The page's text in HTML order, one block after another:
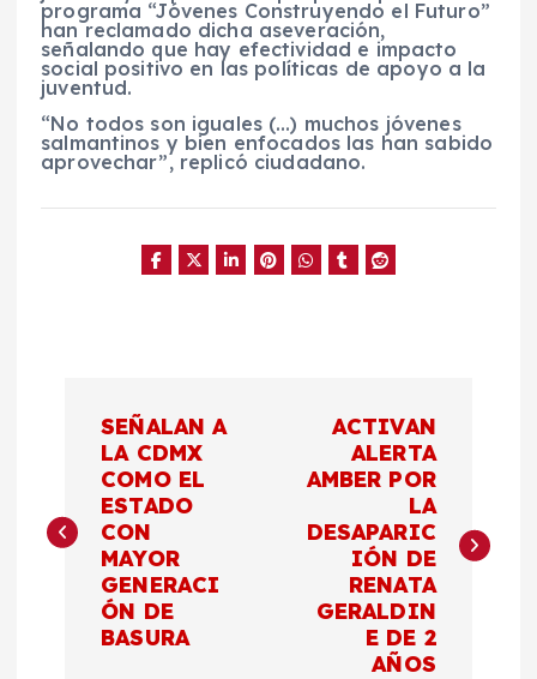
programa “Jóvenes Construyendo el Futuro”
han reclamado dicha aseveración,
señalando que hay efectividad e impacto
social positivo en las políticas de apoyo a la
juventud.
“No todos son iguales (…) muchos jóvenes
salmantinos y bien enfocados las han sabido
aprovechar”, replicó ciudadano.
v
SEÑALAN A
LA CDMX
COMO EL
ESTADO
CON
MAYOR
GENERACI
ÓN DE
BASURA
ACTIVAN
ALERTA
AMBER POR
LA
DESAPARIC
IÓN DE
RENATA
GERALDIN
E DE 2
AÑOS